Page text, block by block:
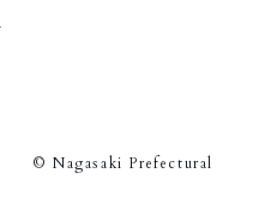
© Nagasaki Prefectural